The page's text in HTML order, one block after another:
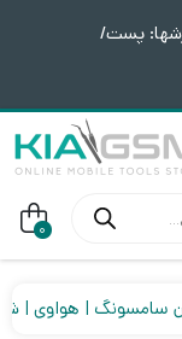
پست/
0
سامسونگ | هواوی |